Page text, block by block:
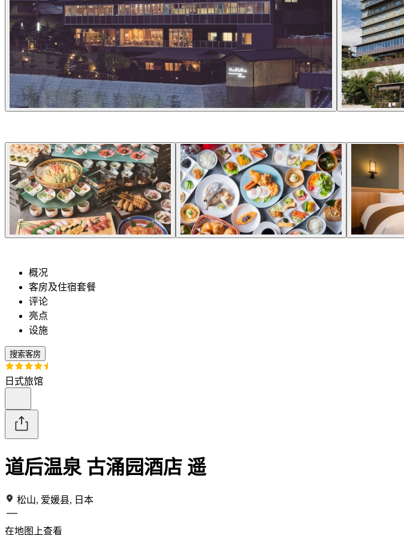
概况
客房及住宿套餐
评论
亮点
设施
搜索客房
日式旅馆
道后温泉 古涌园酒店 遥
松山, 爱媛县, 日本
在地图上查看